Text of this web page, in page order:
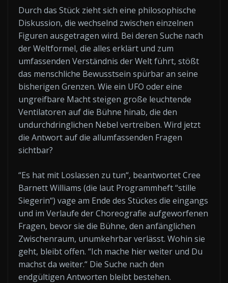
Durch das Stück zieht sich eine philosophische
Diskussion, die wechselnd zwischen einzelnen
Figuren ausgetragen wird. Bei deren Suche nach
der Weltformel, die alles erklärt und zum
umfassenden Verständnis der Welt führt, stößt
das menschliche Bewusstsein spürbar an seine
bisherigen Grenzen. Wie ein UFO oder eine
ungreifbare Macht steigen große leuchtende
Ventilatoren auf die Bühne hinab, die den
undurchdringlichen Nebel vertreiben. Wird jetzt
die Antwort auf die allumfassenden Fragen
sichtbar?
“Es hat mit Loslassen zu tun“, beantwortet Cree
Barnett Williams (die laut Programmheft “stille
Siegerin“) vage am Ende des Stückes die eingangs
und im Verlaufe der Choreografie aufgeworfenen
Fragen, bevor sie die Bühne, den anfänglichen
Zwischenraum, unumkehrbar verlässt. Wohin sie
geht, bleibt offen. “Ich mache hier weiter und Du
machst da weiter.“ Die Suche nach den
endgültigen Antworten bleibt bestehen.